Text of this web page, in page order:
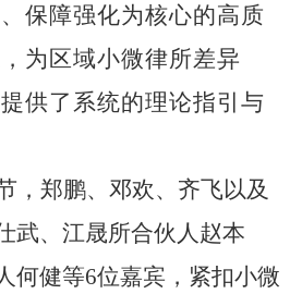
保障强化为核心的高质
为区域小微律所差异
供了系统的理论指引与
，郑鹏、邓欢、齐飞以及
武、江晟所合伙人赵本
何健等6位嘉宾，紧扣小微